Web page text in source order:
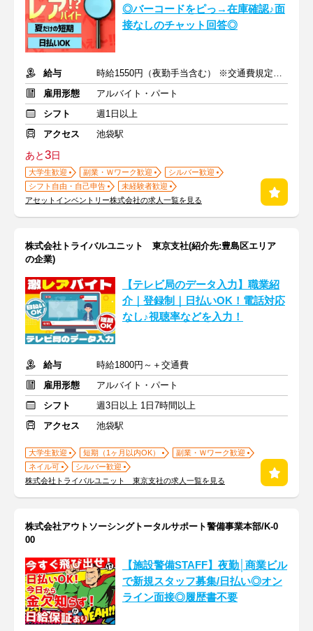
◎バーコードをピっ→在庫確認♪面
接なしのチャット回答◎
給与
時給1550円（夜勤手当含む） ※交通費規定内支給
雇用形態
アルバイト・パート
シフト
週1日以上
アクセス
池袋駅
あと3日
大学生歓迎 副業・Ｗワーク歓迎
シルバー歓迎
シフト自由・自己申告
未経験者歓迎
アセットインベントリー株式会社の求人一覧を見る
株式会社トライバルユニット 東京支社(紹介先:豊島区エリア
の企業)
【テレビ局のデータ入力】職業紹
介｜登録制｜日払いOK！電話対応
なし♪視聴率などを入力！
給与
時給1800円～＋交通費
雇用形態
アルバイト・パート
シフト
週3日以上 1日7時間以上
アクセス
池袋駅
大学生歓迎 短期（1ヶ月以内OK）
副業・Ｗワーク歓迎
ネイル可
シルバー歓迎
株式会社トライバルユニット 東京支社の求人一覧を見る
株式会社アウトソーシングトータルサポート警備事業本部/K-0
00
【施設警備STAFF】夜勤│商業ビル
で新規スタッフ募集/日払い◎オン
ライン面接◎履歴書不要